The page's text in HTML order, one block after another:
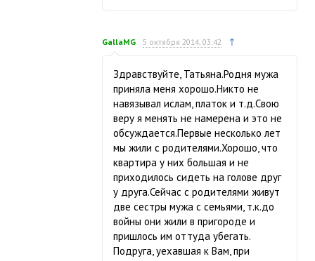
GallaMG 5 октября 2014, 03:42 ↑
Здравствуйте, Татьяна.Родня мужа
приняла меня хорошо.Никто не
навязывал ислам, платок и т.д.Свою
веру я менять не намерена и это не
обсуждается.Первые несколько лет
мы жили с родителями.Хорошо, что
квартира у них большая и не
приходилось сидеть на голове друг
у друга.Сейчас с родителями живут
две сестры мужа с семьями, т.к.до
войны они жили в пригороде и
пришлось им оттуда убегать.
Подруга, уехавшая к Вам, при